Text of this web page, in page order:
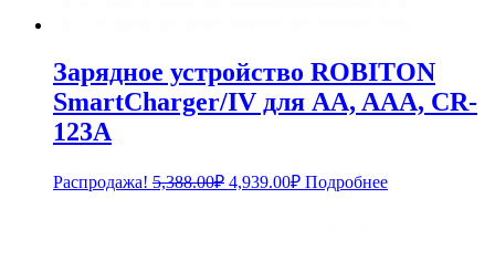
Зарядное устройство ROBITON
SmartCharger/IV для AA, AAA, CR-
123A
Распродажа! 5,388.00₽ Первоначальная
4,939.00₽Текущая
цена:
Подробнее